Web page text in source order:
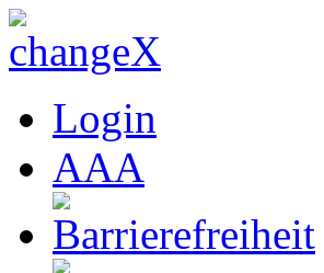
Login
AAA